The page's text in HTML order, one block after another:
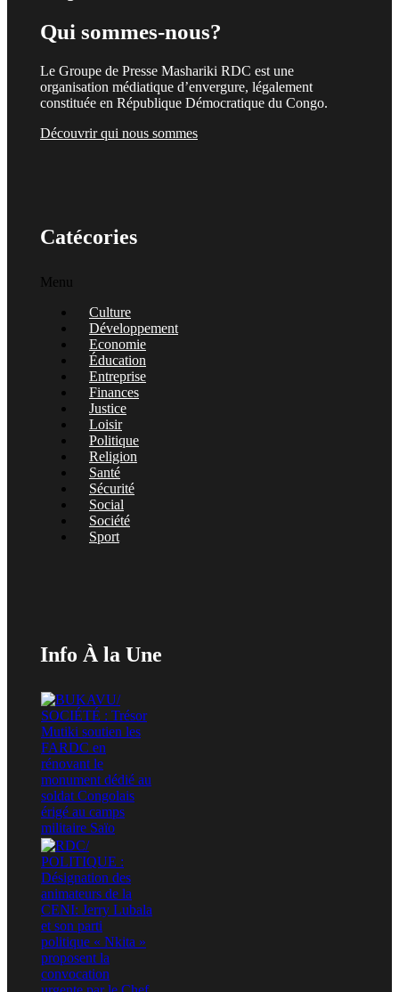
Qui sommes-nous?
Le Groupe de Presse Mashariki RDC est une
organisation médiatique d’envergure, légalement
constituée en République Démocratique du Congo.
Découvrir qui nous sommes
Catécories
Menu
Culture
Développement
Economie
Éducation
Entreprise
Finances
Justice
Loisir
Politique
Religion
Santé
Sécurité
Social
Société
Sport
Info À la Une